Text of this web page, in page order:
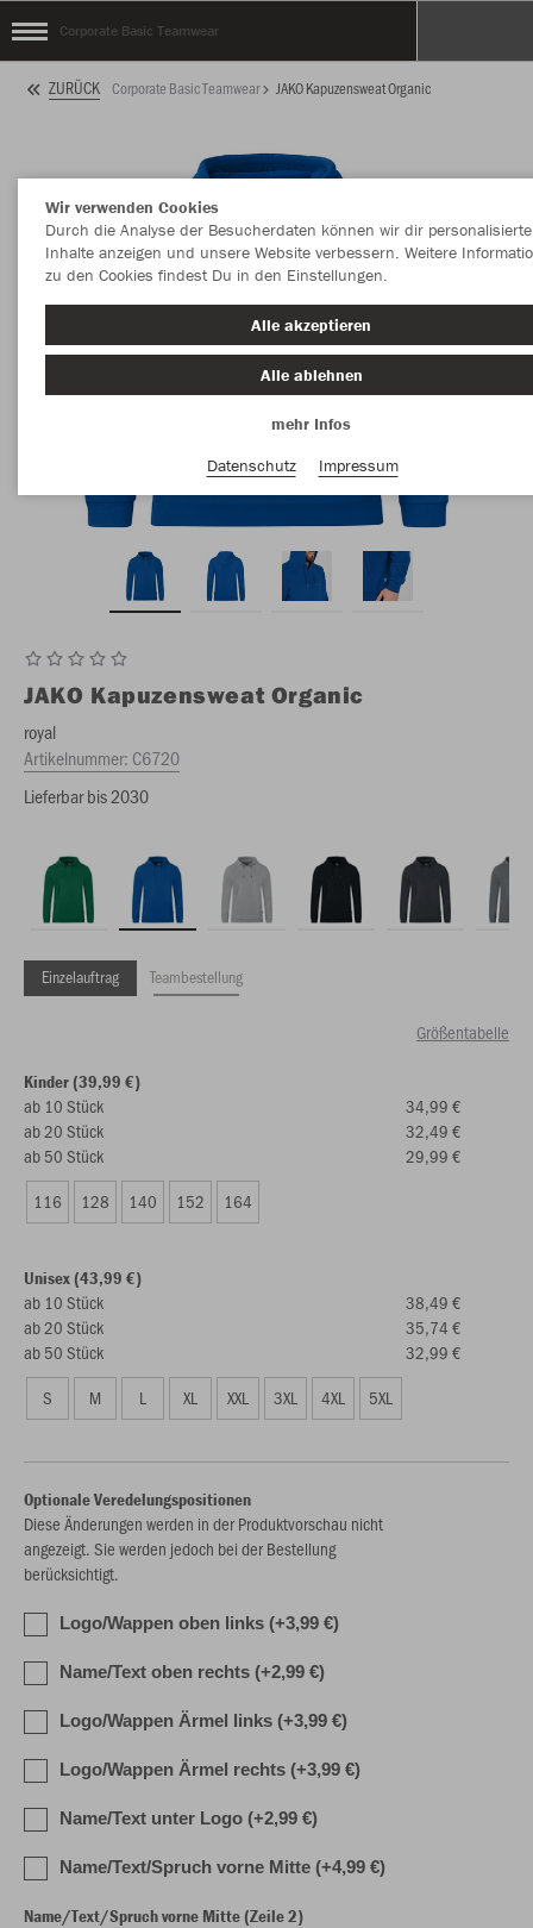
Corporate Basic Teamwear
ZURÜCK Corporate Basic Teamwear JAKO Kapuzensweat Organic
JAKO Kapuzensweat Organic
royal
Artikelnummer: C6720
Lieferbar bis 2030
Einzelauftrag Teambestellung
Größentabelle
Kinder (39,99 €)
ab 10 Stück
34,99 €
ab 20 Stück
32,49 €
ab 50 Stück
29,99 €
116
128 140 152 164
Unisex (43,99 €)
ab 10 Stück
38,49 €
ab 20 Stück
35,74 €
ab 50 Stück
32,99 €
S
M L XL XXL 3XL 4XL 5XL
Optionale Veredelungspositionen
Diese Änderungen werden in der Produktvorschau nicht
angezeigt. Sie werden jedoch bei der Bestellung
berücksichtigt.
Logo/Wappen oben links (+3,99 €)
Name/Text oben rechts (+2,99 €)
Logo/Wappen Ärmel links (+3,99 €)
Logo/Wappen Ärmel rechts (+3,99 €)
Name/Text unter Logo (+2,99 €)
Name/Text/Spruch vorne Mitte (+4,99 €)
Name/Text/Spruch vorne Mitte (Zeile 2)
Wir verwenden Cookies
Durch die Analyse der Besucherdaten können wir dir personalisierte
Inhalte anzeigen und unsere Website verbessern. Weitere
zu den Cookies findest Du in den Einstellungen.
Alle akzeptieren
Alle ablehnen
mehr Infos
Datenschutz
Impressum